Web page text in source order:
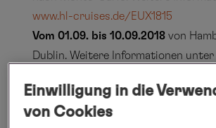
www.hl-cruises.de/EUX1815
Vom 01.09. bis 10.09.2018 von
Dublin. Weitere Informationen unter
Vom 22.12. bis 06.01.2019von
Hongkong. Weitere Informationen
Einwilligung in die
von Cookies